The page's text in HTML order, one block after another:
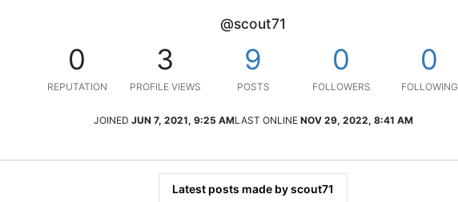
@scout71
0
REPUTATION
3
PROFILE VIEWS
9
POSTS
0
FOLLOWERS
0
FOLLOWING
JOINED JUN 7, 2021, 9:25 AMLAST ONLINE NOV 29, 2022, 8:41 AM
Latest posts made by scout71